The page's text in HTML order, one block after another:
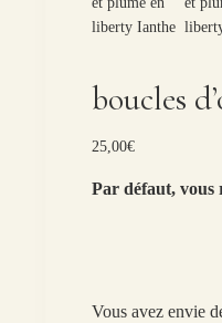
boucles
25,00€
Par défaut, vous
Vous avez envie